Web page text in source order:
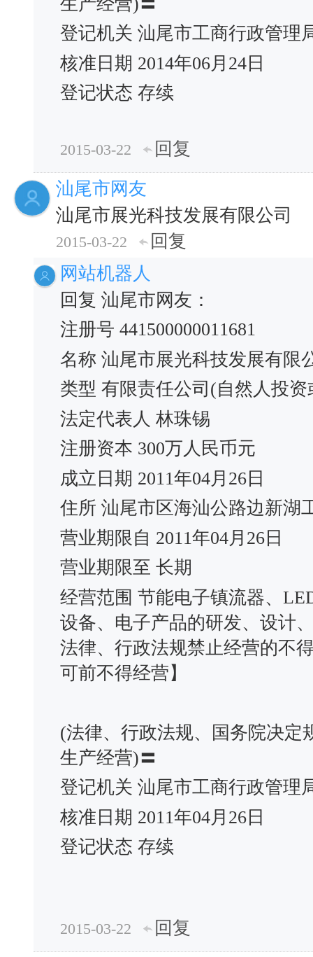
登记机关 汕尾市工商行政管理
核准日期 2014年06月24日
登记状态 存续
2015-03-22
回复
汕尾市网友
汕尾市展光科技发展有限公司
2015-03-22
回复
网站机器人
回复 汕尾市网友：
注册号 441500000011681
名称 汕尾市展光科技发展有限
类型 有限责任公司(自然人投
法定代表人 林珠锡
注册资本 300万人民币元
成立日期 2011年04月26日
住所 汕尾市区海汕公路边新湖
营业期限自 2011年04月26日
营业期限至 长期
经营范围 节能电子镇流器、
设备、电子产品的研发、设计
法律、行政法规禁止经营的不
可前不得经营】
(法律、行政法规、国务院决定
生产经营)〓
登记机关 汕尾市工商行政管理
核准日期 2011年04月26日
登记状态 存续
2015-03-22
回复